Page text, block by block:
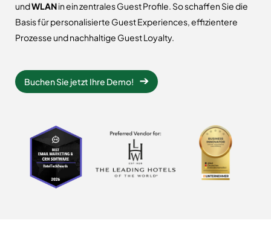
undWLANin ein zentrales Guest Profile. So schaffen Sie die
Basis für personalisierte Guest Experiences, effizientere
Prozesse und nachhaltige Guest Loyalty.
Buchen Sie jetzt Ihre Demo!